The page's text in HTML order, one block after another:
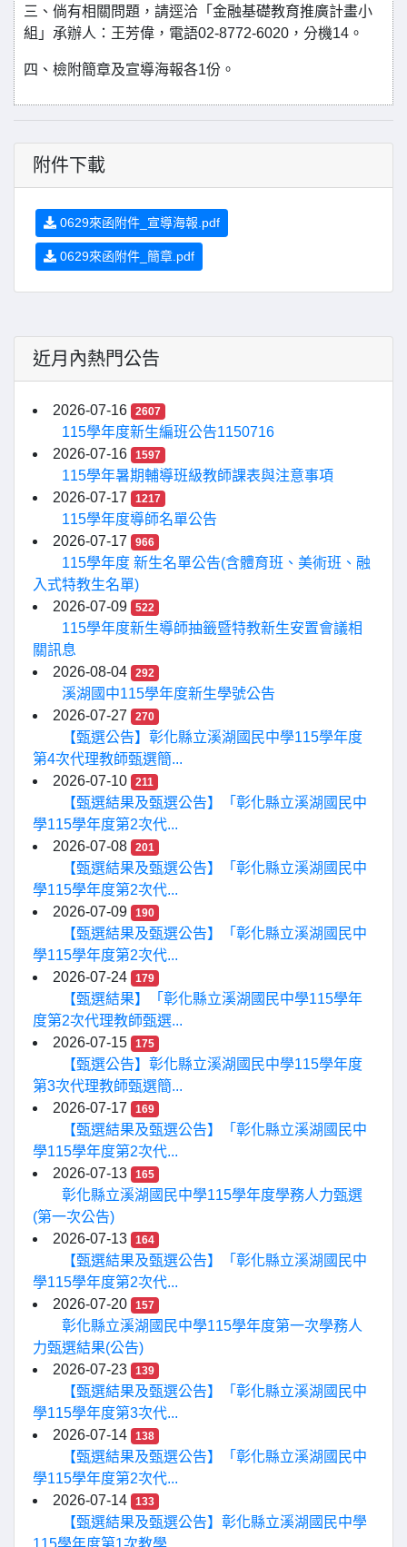
三、倘有相關問題，請逕洽「金融基礎教育推廣計畫小
組」承辦人：王芳偉，電語02-8772-6020，分機14。
四、檢附簡章及宣導海報各1份。
附件下載
0629來函附件_宣導海報.pdf
0629來函附件_簡章.pdf
近月內熱門公告
2026-07-16 2607
115學年度新生編班公告1150716
2026-07-16
1597
115學年暑期輔導班級教師課表與注意事項
2026-07-17
1217
115學年度導師名單公告
2026-07-17
966
115學年度 新生名單公告(含體育班、美術班、融
入式特教生名單)
2026-07-09
522
115學年度新生導師抽籤暨特教新生安置會議相
關訊息
2026-08-04
292
溪湖國中115學年度新生學號公告
2026-07-27
270
【甄選公告】彰化縣立溪湖國民中學115學年度
第4次代理教師甄選簡...
2026-07-10
211
【甄選結果及甄選公告】「彰化縣立溪湖國民中
學115學年度第2次代...
2026-07-08
201
【甄選結果及甄選公告】「彰化縣立溪湖國民中
學115學年度第2次代...
2026-07-09
190
【甄選結果及甄選公告】「彰化縣立溪湖國民中
學115學年度第2次代...
2026-07-24
179
【甄選結果】「彰化縣立溪湖國民中學115學年
度第2次代理教師甄選...
2026-07-15
175
【甄選公告】彰化縣立溪湖國民中學115學年度
第3次代理教師甄選簡...
2026-07-17
169
【甄選結果及甄選公告】「彰化縣立溪湖國民中
學115學年度第2次代...
2026-07-13
165
彰化縣立溪湖國民中學115學年度學務人力甄選
(第一次公告)
2026-07-13
164
【甄選結果及甄選公告】「彰化縣立溪湖國民中
學115學年度第2次代...
2026-07-20
157
彰化縣立溪湖國民中學115學年度第一次學務人
力甄選結果(公告)
2026-07-23
139
【甄選結果及甄選公告】「彰化縣立溪湖國民中
學115學年度第3次代...
2026-07-14
138
【甄選結果及甄選公告】「彰化縣立溪湖國民中
學115學年度第2次代...
2026-07-14
133
【甄選結果及甄選公告】彰化縣立溪湖國民中學
115學年度第1次教學...